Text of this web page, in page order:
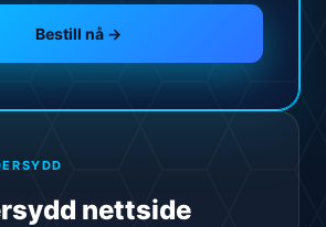
Bestill nå →
nettside